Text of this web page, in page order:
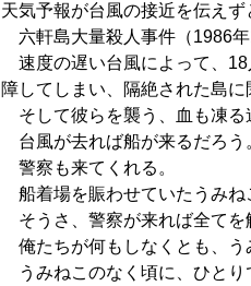
天気予報が台風の接近を伝え
六軒島大量殺人事件（1986年
速度の遅い台風によって、18
障してしまい、隔絶された島に
そして彼らを襲う、血も凍
台風が去れば船が来るだろう
警察も来てくれる。
船着場を賑わせていたうみね
そうさ、警察が来れば全てを
俺たちが何もしなくとも、う
うみねこのなく頃に、ひと